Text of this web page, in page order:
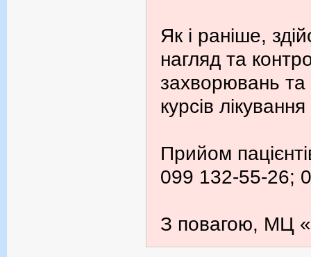
Як і раніше,
нагляд та
захворювань
курсів лікування
Прийом
099 132-55-26;
З повагою, МЦ